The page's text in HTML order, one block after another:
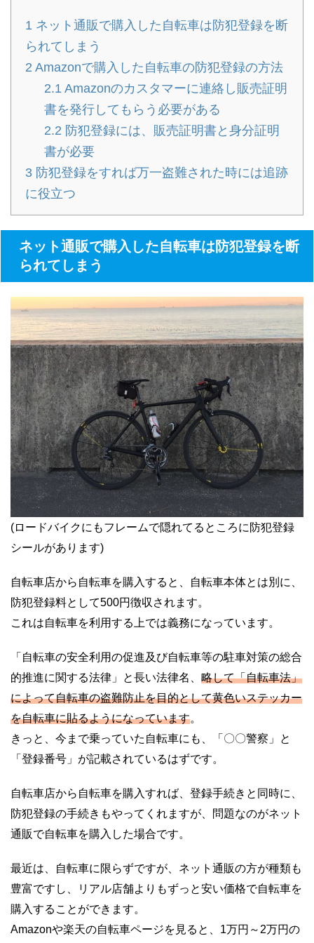
1 ネット通販で購入した自転車は防犯登録を断
られてしまう
2 Amazonで購入した自転車の防犯登録の方法
2.1 Amazonのカスタマーに連絡し販売証明
書を発行してもらう必要がある
2.2 防犯登録には、販売証明書と身分証明
書が必要
3 防犯登録をすれば万一盗難された時には追跡
に役立つ
ネット通販で購入した自転車は防犯登録を断
られてしまう
(ロードバイクにもフレームで隠れてるところに防犯登録
シールがあります)
自転車店から自転車を購入すると、自転車本体とは別に、
防犯登録料として500円徴収されます。
これは自転車を利用する上では義務になっています。
「自転車の安全利用の促進及び自転車等の駐車対策の総合
的推進に関する法律」と長い法律名、 略して「自転車法」
によって自転車の盗難防止を目的として黄色いステッカー
を自転車に貼るようになっています。
きっと、今まで乗っていた自転車にも、「〇〇警察」と
「登録番号」が記載されているはずです。
自転車店から自転車を購入すれば、登録手続きと同時に、
防犯登録の手続きもやってくれますが、問題なのがネット
通販で自転車を購入した場合です。
最近は、自転車に限らずですが、ネット通販の方が種類も
豊富ですし、リアル店舗よりもずっと安い価格で自転車を
購入することができます。
Amazonや楽天の自転車ページを見ると、1万円～2万円の